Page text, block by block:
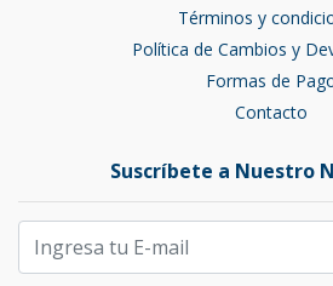
Términos y
Política de Cambios y
Formas de
Contacto
Suscríbete a Nuestro